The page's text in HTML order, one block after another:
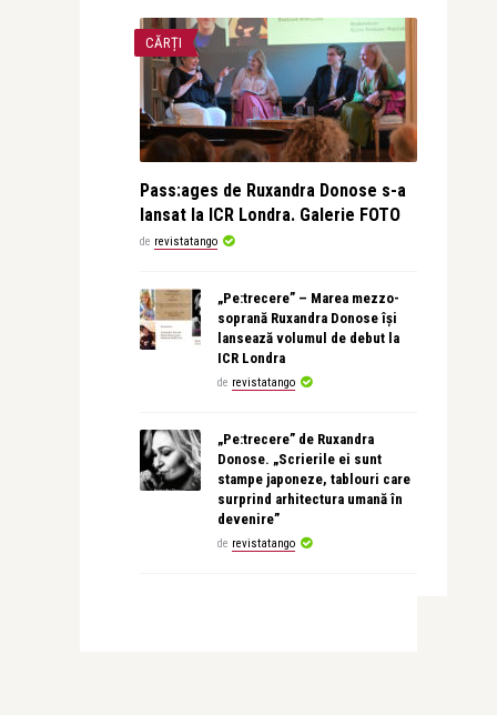
CĂRȚI
Pass:ages de Ruxandra Donose s-a
lansat la ICR Londra. Galerie FOTO
de revistatango
„Pe:trecere” – Marea mezzo-
soprană Ruxandra Donose își
lansează volumul de debut la
ICR Londra
de revistatango
„Pe:trecere” de Ruxandra
Donose. „Scrierile ei sunt
stampe japoneze, tablouri care
surprind arhitectura umană în
devenire”
de revistatango